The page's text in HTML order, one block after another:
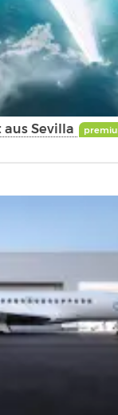
Sevilla